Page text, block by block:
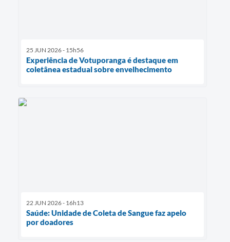
25 JUN 2026 - 15h56
Experiência de Votuporanga é destaque em
coletânea estadual sobre envelhecimento
22 JUN 2026 - 16h13
Saúde: Unidade de Coleta de Sangue faz apelo
por doadores